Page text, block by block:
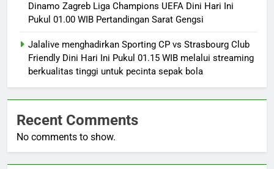
Dinamo Zagreb Liga Champions UEFA Dini Hari Ini
Pukul 01.00 WIB Pertandingan Sarat Gengsi
Jalalive menghadirkan Sporting CP vs Strasbourg Club
Friendly Dini Hari Ini Pukul 01.15 WIB melalui streaming
berkualitas tinggi untuk pecinta sepak bola
Recent Comments
No comments to show.